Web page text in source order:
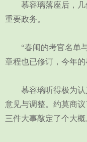
慕容璃落座后，几
重要政务。
“春闱的考官名单与
章程也已修订，今年
慕容璃听得极为认
意见与调整。约莫商
三件大事敲定了个大概